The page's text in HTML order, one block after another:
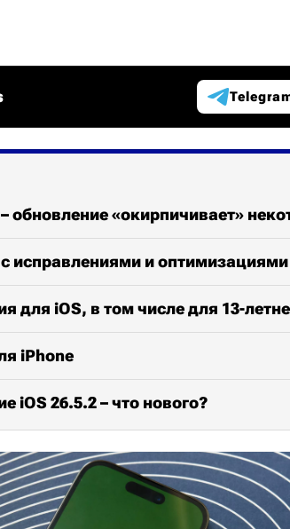
обновление «окирпичивает»
исправлениями и
для iOS, в том числе для 13-
iPhone
iOS 26.5.2 – что нового?